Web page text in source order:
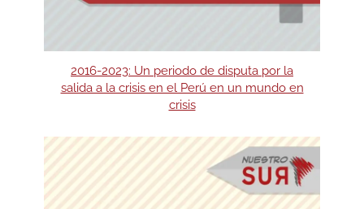
2016-2023: Un periodo de disputa por la
salida a la crisis en el Perú en un mundo en
crisis